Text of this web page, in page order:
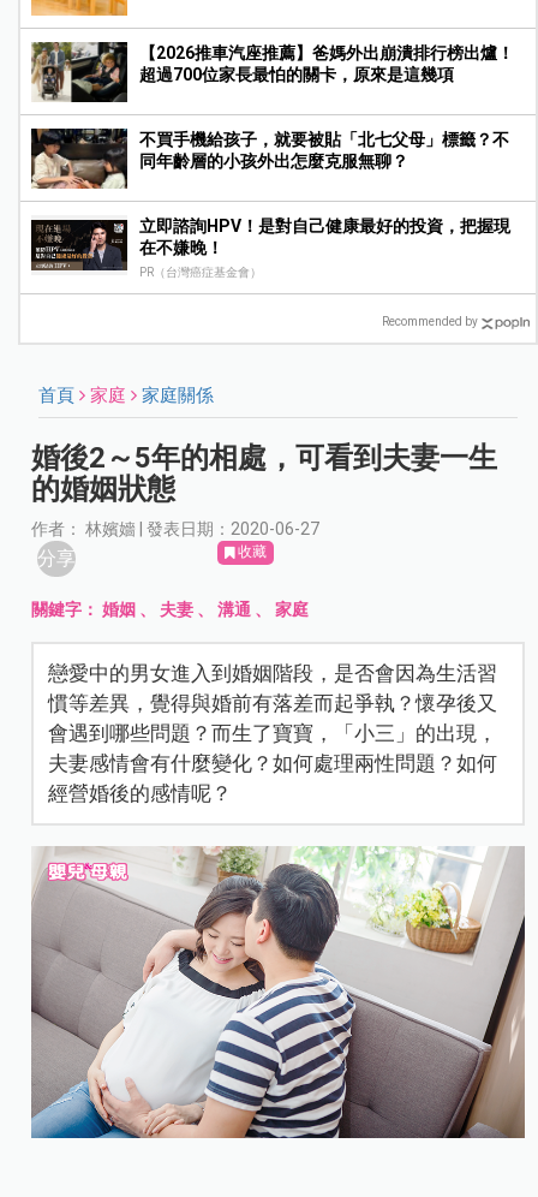
【2026推車汽座推薦】爸媽外出崩潰排行榜出爐！
超過700位家長最怕的關卡，原來是這幾項
不買手機給孩子，就要被貼「北七父母」標籤？不
同年齡層的小孩外出怎麼克服無聊？
立即諮詢HPV！是對自己健康最好的投資，把握現
在不嫌晚！
PR（台灣癌症基金會）
Recommended by
首頁 家庭 家庭關係
婚後2～5年的相處，可看到夫妻一生
的婚姻狀態
作者： 林嬪嬙 | 發表日期：2020-06-27
分享 收藏
關鍵字：婚姻 、 夫妻 、溝通 、家庭
戀愛中的男女進入到婚姻階段，是否會因為生活習
慣等差異，覺得與婚前有落差而起爭執？懷孕後又
會遇到哪些問題？而生了寶寶，「小三」的出現，
夫妻感情會有什麼變化？如何處理兩性問題？如何
經營婚後的感情呢？